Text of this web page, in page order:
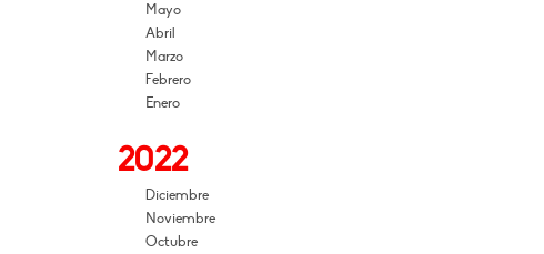
Mayo
Abril
Marzo
Febrero
Enero
2022
Diciembre
Noviembre
Octubre